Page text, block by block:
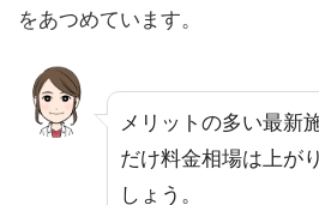
をあつめています。
メリットの多い最新
だけ料金相場は上が
しょう。